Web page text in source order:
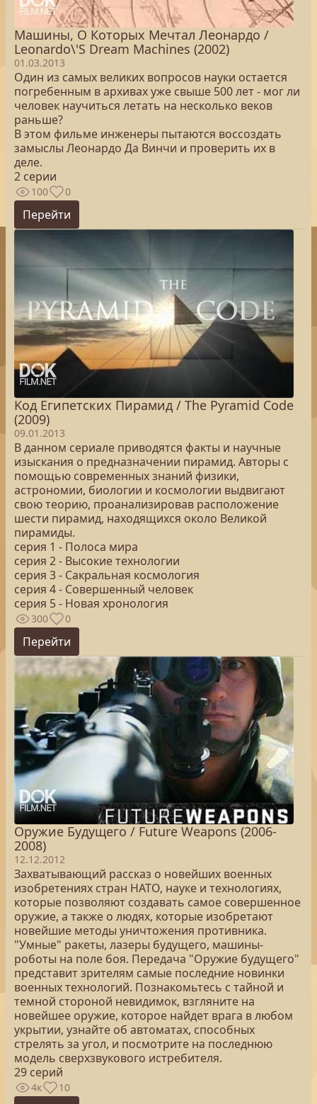
Машины, О Которых Мечтал Леонардо /
Leonardo\'S Dream Machines (2002)
01.03.2013
Один из самых великих вопросов науки остается
погребенным в архивах уже свыше 500 лет - мог ли
человек научиться летать на несколько веков
раньше?
В этом фильме инженеры пытаются воссоздать
замыслы Леонардо Да Винчи и проверить их в
деле.
2 серии
100 0
Перейти
Kод Египетских Пирамид / The Pyramid Code
(2009)
09.01.2013
В данном сериале приводятся факты и научные
изыскания о предназначении пирамид. Авторы с
помощью современных знаний физики,
астрономии, биологии и космологии выдвигают
свою теорию, проанализировав расположение
шести пирамид, находящихся около Великой
пирамиды.
серия 1 - Полоса мира
серия 2 - Высокие технологии
серия 3 - Сакральная космология
серия 4 - Совершенный человек
серия 5 - Новая хронология
300 0
Перейти
Оружие Будущего / Future Weapons (2006-
2008)
12.12.2012
Захватывающий рассказ о новейших военных
изобретениях стран НАТО, науке и технологиях,
которые позволяют создавать самое совершенное
оружие, а также о людях, которые изобретают
новейшие методы уничтожения противника.
"Умные" ракеты, лазеры будущего, машины-
роботы на поле боя. Передача "Оружие будущего"
представит зрителям самые последние новинки
военных технологий. Познакомьтесь с тайной и
темной стороной невидимок, взгляните на
новейшее оружие, которое найдет врага в любом
укрытии, узнайте об автоматах, способных
стрелять за угол, и посмотрите на последнюю
модель сверхзвукового истребителя.
29 серий
4к 10